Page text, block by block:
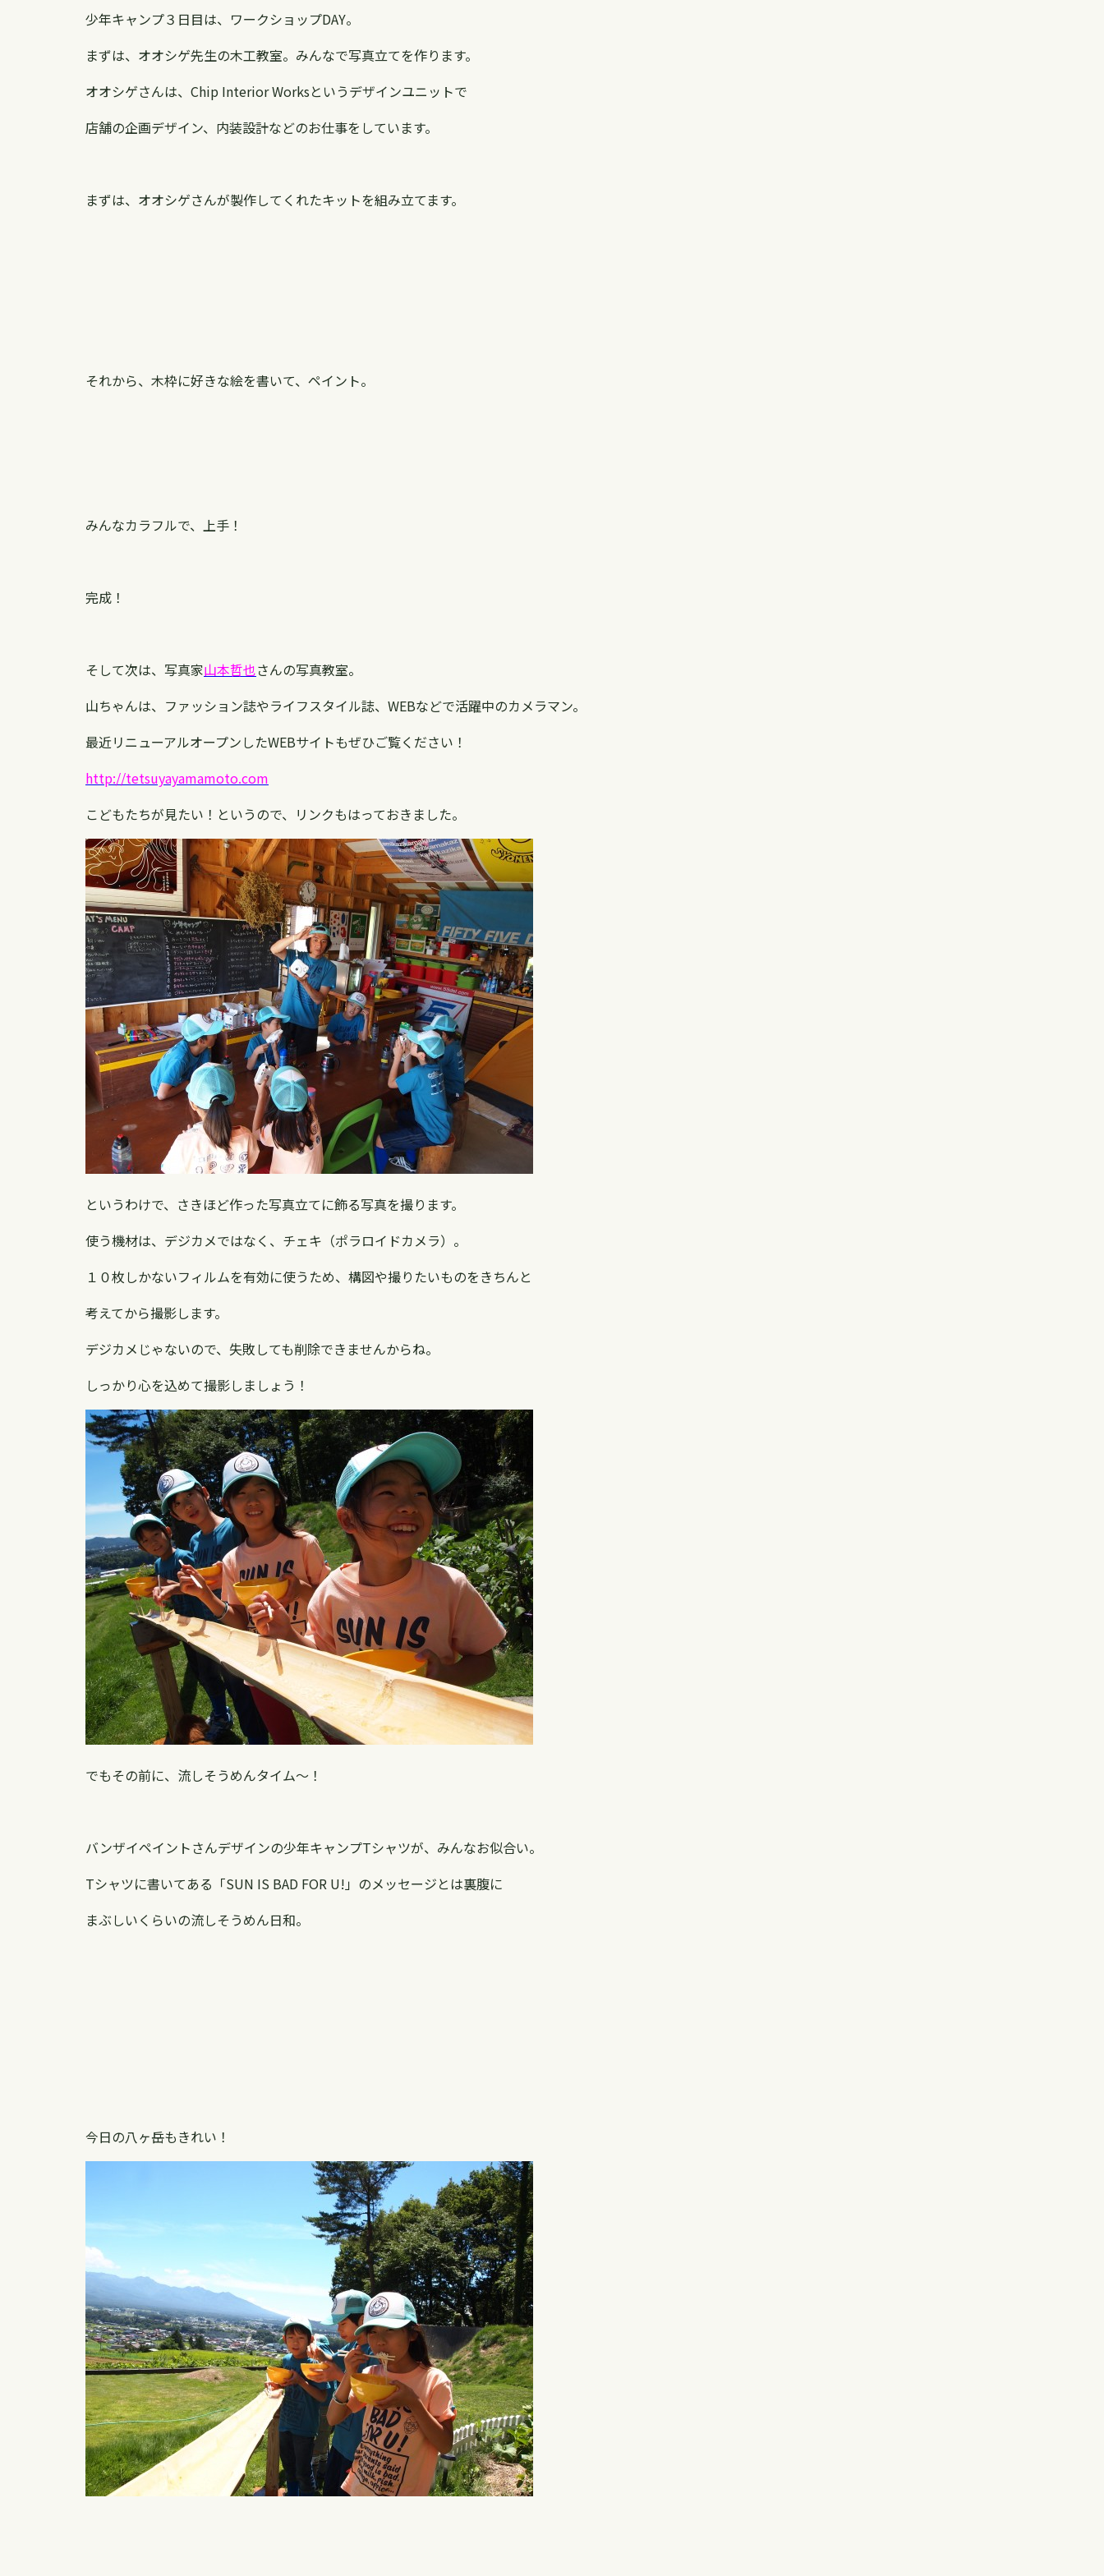
少年キャンプ３日目は、ワークショップDAY。
まずは、オオシゲ先生の木工教室。みんなで写真立てを作ります。
オオシゲさんは、Chip Interior Worksというデザインユニットで
店舗の企画デザイン、内装設計などのお仕事をしています。
まずは、オオシゲさんが製作してくれたキットを組み立てます。
それから、木枠に好きな絵を書いて、ペイント。
みんなカラフルで、上手！
完成！
そして次は、写真家山本哲也さんの写真教室。
山ちゃんは、ファッション誌やライフスタイル誌、WEBなどで活躍中のカメラマン。
最近リニューアルオープンしたWEBサイトもぜひご覧ください！
http://tetsuyayamamoto.com
こどもたちが見たい！というので、リンクもはっておきました。
というわけで、さきほど作った写真立てに飾る写真を撮ります。
使う機材は、デジカメではなく、チェキ（ポラロイドカメラ）。
１０枚しかないフィルムを有効に使うため、構図や撮りたいものをきちんと
考えてから撮影します。
デジカメじゃないので、失敗しても削除できませんからね。
しっかり心を込めて撮影しましょう！
でもその前に、流しそうめんタイム〜！
バンザイペイントさんデザインの少年キャンプTシャツが、みんなお似合い。
Tシャツに書いてある「SUN IS BAD FOR U!」のメッセージとは裏腹に
まぶしいくらいの流しそうめん日和。
今日の八ヶ岳もきれい！